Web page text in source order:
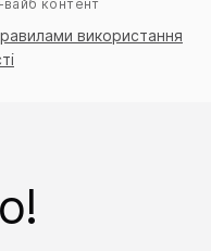
контент
використання